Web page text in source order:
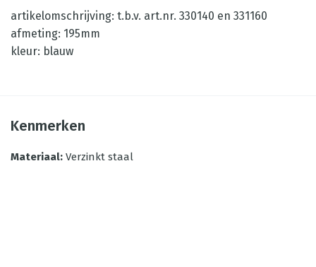
artikelomschrijving: t.b.v. art.nr. 330140 en 331160
afmeting: 195mm
kleur: blauw
Kenmerken
Materiaal: Verzinkt staal